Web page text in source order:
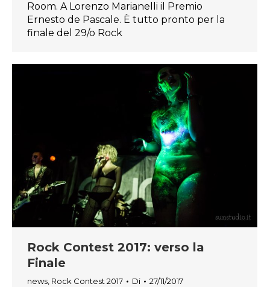
Room. A Lorenzo Marianelli il Premio
Ernesto de Pascale. È tutto pronto per la
finale del 29/o Rock
Rock Contest 2017: verso la
Finale
news Rock Contest 2017 Di 27/11/2017